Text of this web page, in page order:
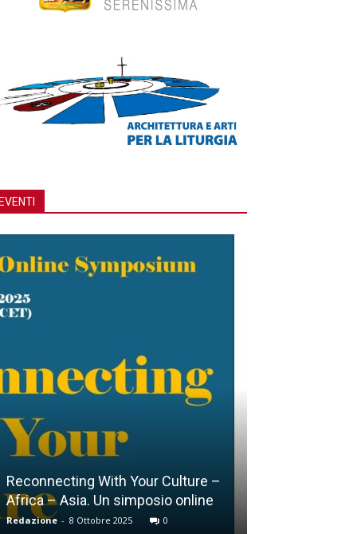
Lucca, Giubileo della Croce
Redazione - 15 Ottobre 2025